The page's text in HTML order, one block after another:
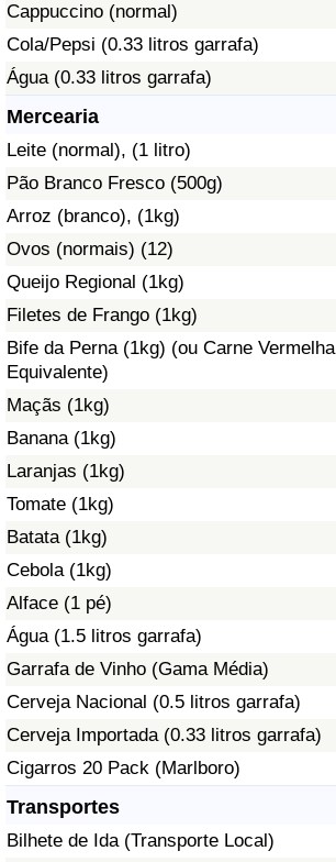
Cappuccino (normal)
Cola/Pepsi (0.33 litros garrafa)
Água (0.33 litros garrafa)
Mercearia
Leite (normal), (1 litro)
Pão Branco Fresco (500g)
Arroz (branco), (1kg)
Ovos (normais) (12)
Queijo Regional (1kg)
Filetes de Frango (1kg)
Bife da Perna (1kg) (ou Carne Vermelha
Equivalente)
Maçãs (1kg)
Banana (1kg)
Laranjas (1kg)
Tomate (1kg)
Batata (1kg)
Cebola (1kg)
Alface (1 pé)
Água (1.5 litros garrafa)
Garrafa de Vinho (Gama Média)
Cerveja Nacional (0.5 litros garrafa)
Cerveja Importada (0.33 litros garrafa)
Cigarros 20 Pack (Marlboro)
Transportes
Bilhete de Ida (Transporte Local)
Indicador de Crime
Índice de criminalidade por país
Saúde
Indicador de Saúde (Atual)
Indicador de Saúde
Indicador de Saúde por País
Poluição
Índice de poluição
Indicador de Poluição por País
Trânsito
Indicador de Trânsito
Indicador de Trânsito (Atual)
Indicador de Trânsito por País